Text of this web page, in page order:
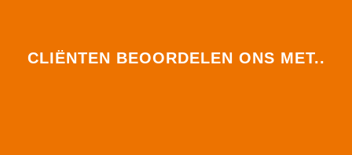
CLIËNTEN BEOORDELEN ONS MET..